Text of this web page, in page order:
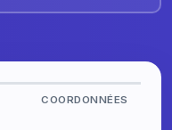
COORDONNÉES